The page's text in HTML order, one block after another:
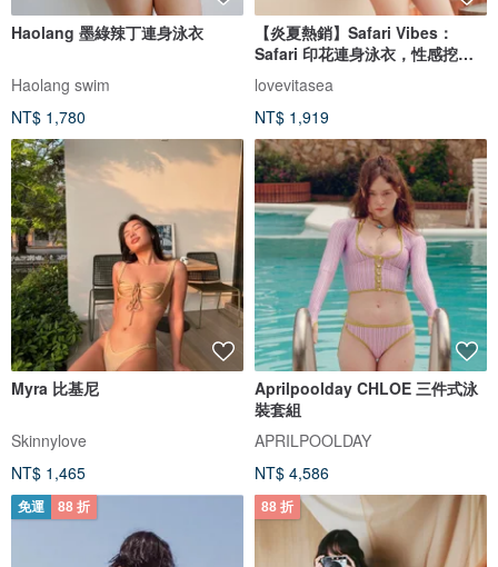
Haolang 墨綠辣丁連身泳衣
Haolang swim
NT$ 1,780
【炎夏熱銷】Safari Vibes：
Safari 印花連身泳衣，性感挖空
設計
lovevitasea
NT$ 1,919
Myra 比基尼
Skinnylove
NT$ 1,465
Aprilpoolday CHLOE 三件式泳
裝套組
APRILPOOLDAY
NT$ 4,586
免運 88 折 88 折